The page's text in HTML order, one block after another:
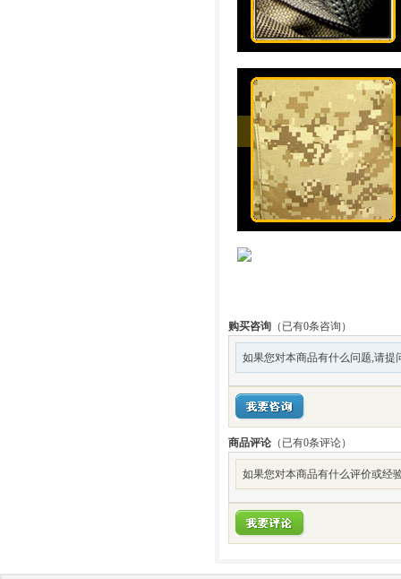
购买咨询 （已有0条咨询）
如果您对本商品有什么问题,请提
商品评论 （已有0条评论）
如果您对本商品有什么评价或经